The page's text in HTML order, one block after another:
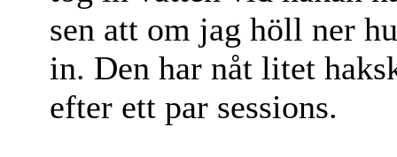
sen att om jag höll ner
in. Den har nåt litet
efter ett par sessions.